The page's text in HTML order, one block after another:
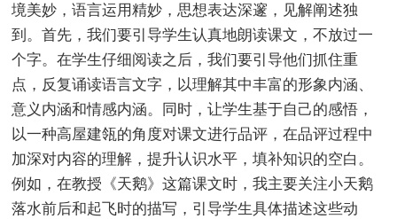
境美妙，语言运用精妙，思想表达深邃，见解阐述独
到。首先，我们要引导学生认真地朗读课文，不放过一
个字。在学生仔细阅读之后，我们要引导他们抓住重
点，反复诵读语言文字，以理解其中丰富的形象内涵、
意义内涵和情感内涵。同时，让学生基于自己的感悟，
以一种高屋建瓴的角度对课文进行品评，在品评过程中
加深对内容的理解，提升认识水平，填补知识的空白。
例如，在教授《天鹅》这篇课文时，我主要关注小天鹅
落水前后和起飞时的描写，引导学生具体描述这些动